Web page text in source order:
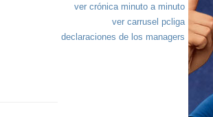
ver crónica minuto a minuto
ver carrusel pcliga
declaraciones de los managers